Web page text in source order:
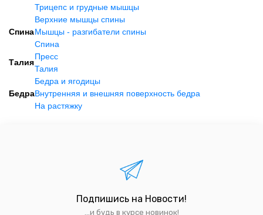
Трицепс и грудные мышцы
Спина
Верхние мышцы спины
Мышцы - разгибатели спины
Спина
Талия
Пресс
Талия
Бедра
Бедра и ягодицы
Внутренняя и внешняя поверхность бедра
На растяжку
Подпишись на Новости!
...и будь в курсе новинок!